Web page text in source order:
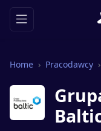
Home Pracodawcy